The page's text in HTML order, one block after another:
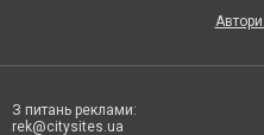
З питань реклами:
rek@citysites.ua